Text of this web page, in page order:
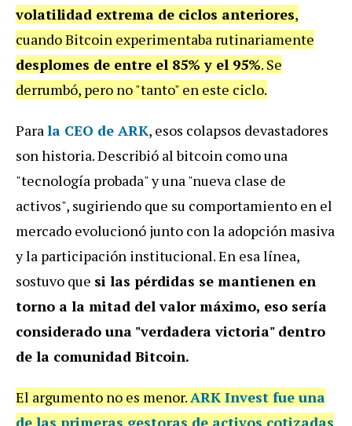
volatilidad extrema de ciclos anteriores,
cuando Bitcoin experimentaba rutinariamente
desplomes de entre el 85% y el 95%. Se
derrumbó, pero no "tanto" en este ciclo.
Parala CEO de ARK, esos colapsos devastadores
son historia. Describió al bitcoin como una
"tecnología probada" y una "nueva clase de
activos", sugiriendo que su comportamiento en el
mercado evolucionó junto con la adopción masiva
y la participación institucional. En esa línea,
sostuvo que si las pérdidas se mantienen en
torno a la mitad del valor máximo, eso sería
considerado una "verdadera victoria" dentro
de la comunidad Bitcoin.
El argumento no es menor.ARK Invest fue una